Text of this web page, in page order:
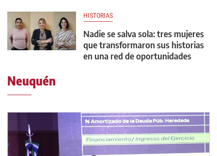
HISTORIAS
Nadie se salva sola: tres mujeres
que transformaron sus historias
en una red de oportunidades
Neuquén